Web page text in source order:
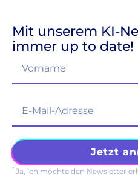
Mit unserem KI-
immer up to date!
* Ja, ich möchte den Newsletter